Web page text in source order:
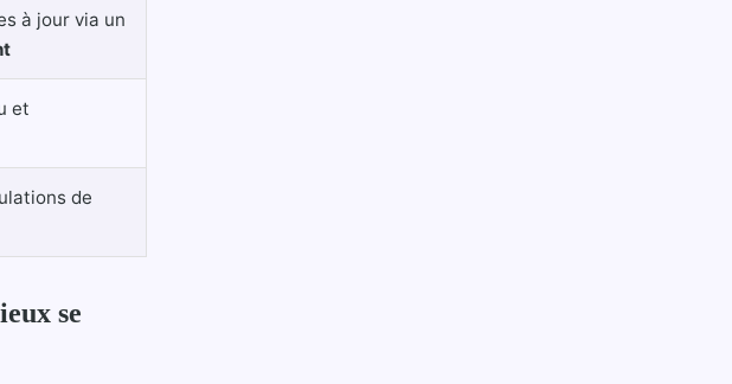
à jour via un
et
de
se